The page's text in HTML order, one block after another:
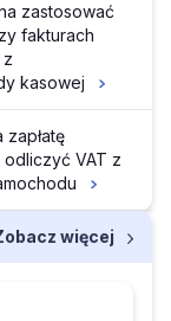
zastosować
fakturach
kasowej
VAT z
więcej